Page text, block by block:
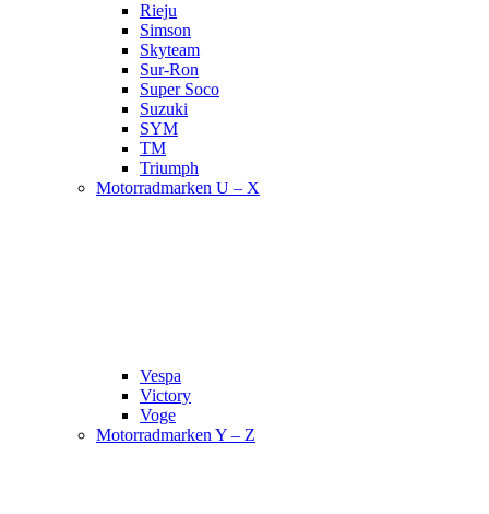
Rieju
Simson
Skyteam
Sur-Ron
Super Soco
Suzuki
SYM
TM
Triumph
Motorradmarken U – X
Vespa
Victory
Voge
Motorradmarken Y – Z